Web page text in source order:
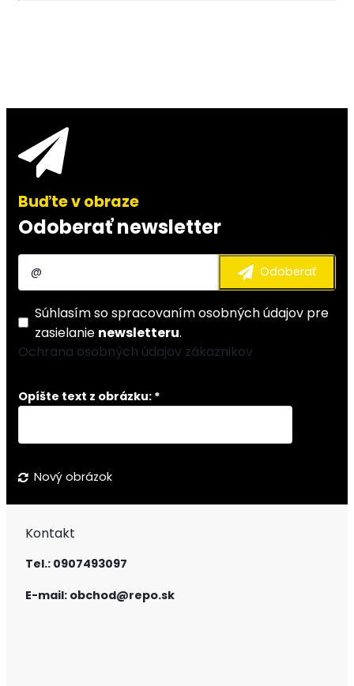
Odoberať newsletter
Súhlasím sospracovaním osobných údajov pre
zasielanie newsletteru.
Ochrana osobných údajov zákaznikov
Opíšte text z obrázku: *
Nový obrázok
Kontakt
Tel.: 0907493097
E-mail: obchod@repo.sk